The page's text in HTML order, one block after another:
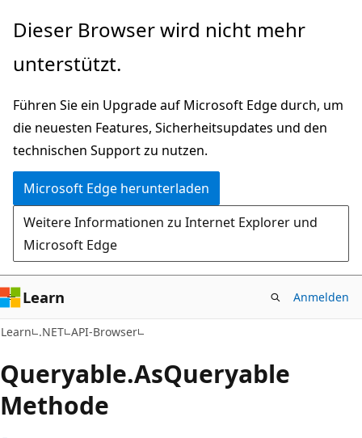
Zu
wechseln
Zur
springen
Dieser Browser wird nicht mehr
unterstützt.
Führen Sie ein Upgrade auf Microsoft Edge durch, um
die neuesten Features, Sicherheitsupdates und den
technischen Support zu nutzen.
Microsoft Edge herunterladen
Weitere Informationen zu Internet Explorer und
Microsoft Edge
Learn Anmelden
Learn .NET API-Browser
Queryable.AsQueryable
Methode